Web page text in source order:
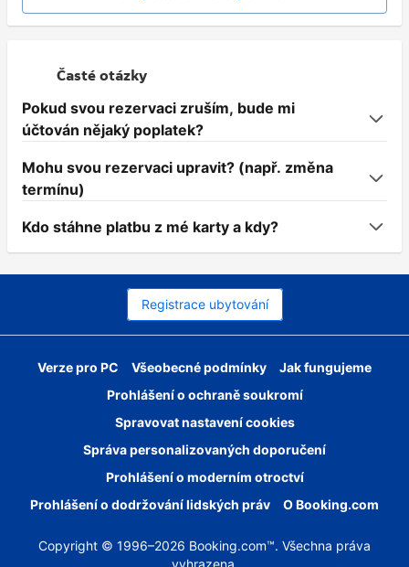
Časté otázky
Pokud svou rezervaci zruším, bude mi
účtován nějaký poplatek?
Mohu svou rezervaci upravit? (např. změna
termínu)
Kdo stáhne platbu z mé karty a kdy?
Registrace ubytování
Verze pro PC Všeobecné podmínky
Jak fungujeme
Prohlášení o ochraně soukromí
Spravovat nastavení cookies
Správa personalizovaných doporučení
Prohlášení o moderním otroctví
Prohlášení o dodržování lidských práv
O Booking.com
Copyright © 1996–2026 Booking.com™. Všechna práva
vyhrazena.